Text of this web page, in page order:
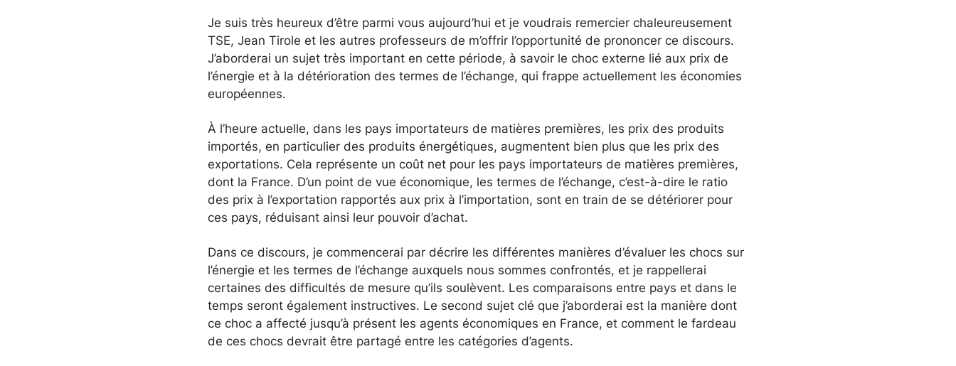
Je suis très heureux d’être parmi vous aujourd’hui et je voudrais remercier chaleureusement
TSE, Jean Tirole et les autres professeurs de m’offrir l’opportunité de prononcer ce discours.
J’aborderai un sujet très important en cette période, à savoir le choc externe lié aux prix de
l’énergie et à la détérioration des termes de l’échange, qui frappe actuellement les économies
européennes.
À l’heure actuelle, dans les pays importateurs de matières premières, les prix des produits
importés, en particulier des produits énergétiques, augmentent bien plus que les prix des
exportations. Cela représente un coût net pour les pays importateurs de matières premières,
dont la France. D’un point de vue économique, les termes de l’échange, c’est-à-dire le ratio
des prix à l’exportation rapportés aux prix à l’importation, sont en train de se détériorer pour
ces pays, réduisant ainsi leur pouvoir d’achat.
Dans ce discours, je commencerai par décrire les différentes manières d’évaluer les chocs sur
l’énergie et les termes de l’échange auxquels nous sommes confrontés, et je rappellerai
certaines des difficultés de mesure qu’ils soulèvent. Les comparaisons entre pays et dans le
temps seront également instructives. Le second sujet clé que j’aborderai est la manière dont
ce choc a affecté jusqu’à présent les agents économiques en France, et comment le fardeau
de ces chocs devrait être partagé entre les catégories d’agents.